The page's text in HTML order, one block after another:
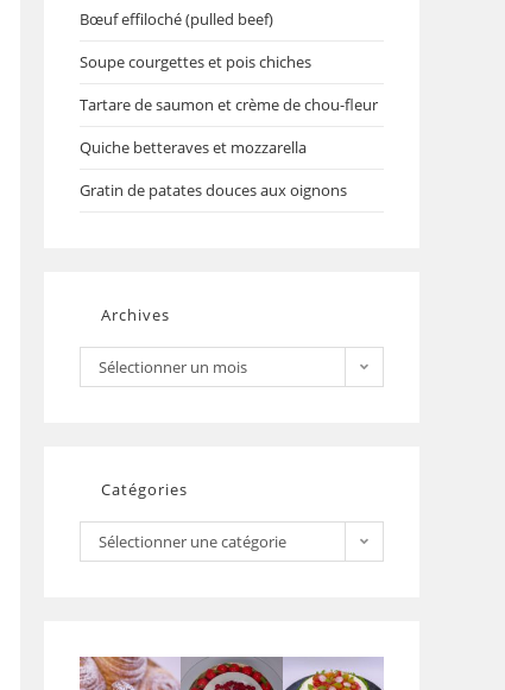
Bœuf effiloché (pulled beef)
Soupe courgettes et pois chiches
Tartare de saumon et crème de chou-fleur
Quiche betteraves et mozzarella
Gratin de patates douces aux oignons
Archives
Sélectionner un mois
Catégories
Sélectionner une catégorie